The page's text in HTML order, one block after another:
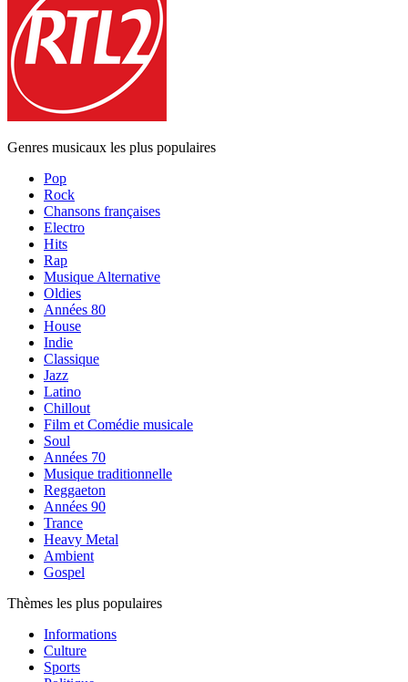
Genres musicaux les plus populaires
Pop
Rock
Chansons françaises
Electro
Hits
Rap
Musique Alternative
Oldies
Années 80
House
Indie
Classique
Jazz
Latino
Chillout
Film et Comédie musicale
Soul
Années 70
Musique traditionnelle
Reggaeton
Années 90
Trance
Heavy Metal
Ambient
Gospel
Thèmes les plus populaires
Informations
Culture
Sports